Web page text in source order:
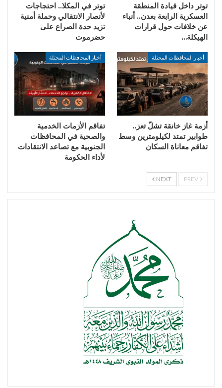
توتر داخل قيادة المنطقة
العسكرية الرابعة بعدن.. أنباء
عن خلافات حول قرارات
الهيكلة…
توتر في المكلا.. احتجاجات
لأنصار الانتقالي وحملة أمنية
تزيد حدة الصراع على
حضرموت
أخبار المحافظات المحتلة
أزمة غاز خانقة تشلّ تعز..
طوابير تمتد لكيلومترين وسط
تفاقم معاناة السكان
أخبار المحافظات المحتلة
تفاقم الأزمات الخدمية
والصحية في المحافظات
الجنوبية مع تصاعد الانتقادات
لأداء الحكومة
NEXT